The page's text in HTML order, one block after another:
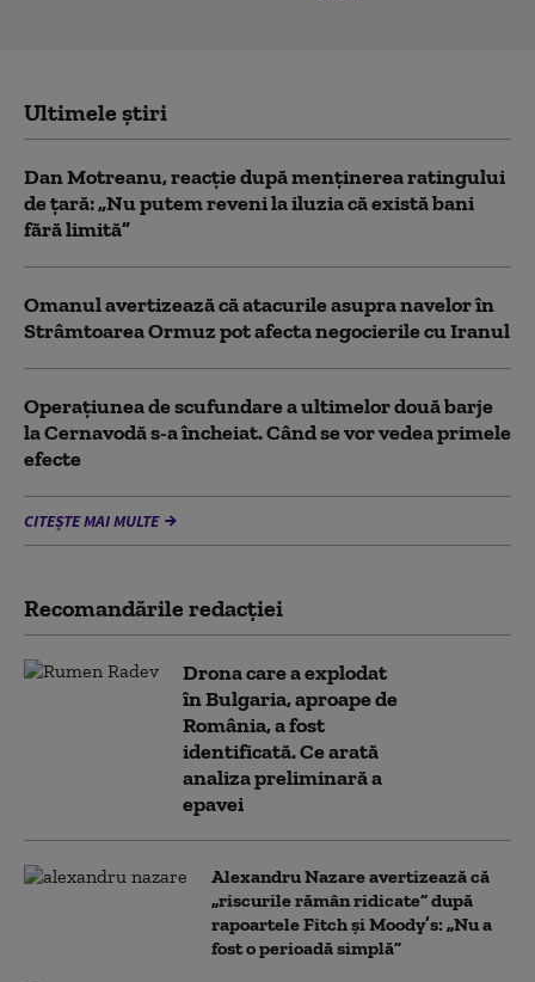
Ultimele știri
Dan Motreanu, reacție după menținerea ratingului
de țară: „Nu putem reveni la iluzia că există bani
fără limită”
Omanul avertizează că atacurile asupra navelor în
Strâmtoarea Ormuz pot afecta negocierile cu Iranul
Operațiunea de scufundare a ultimelor două barje
la Cernavodă s-a încheiat. Când se vor vedea primele
efecte
CITEȘTE MAI MULTE
Recomandările redacţiei
Drona care a explodat
în Bulgaria, aproape de
România, a fost
identificată. Ce arată
analiza preliminară a
epavei
Alexandru Nazare avertizează că
„riscurile rămân ridicate” după
rapoartele Fitch și Moody’s: „Nu a
fost o perioadă simplă”